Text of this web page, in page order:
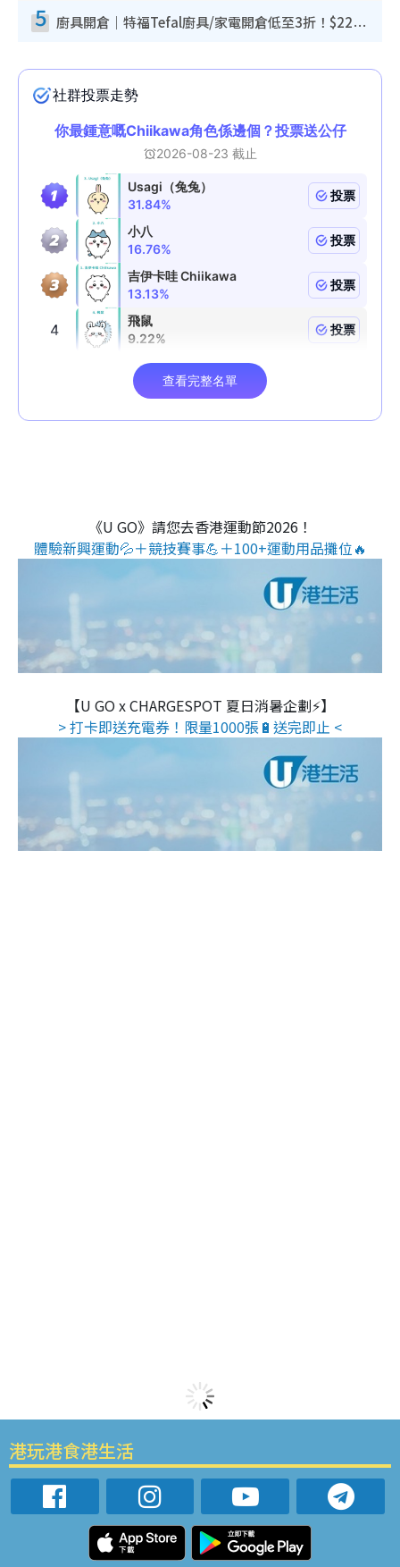
5 廚具開倉｜特福Tefal廚具/家電開倉低至3折！$220起買平底鍋/炒鑊/湯煲！電飯煲/吸塵機/燙斗$418起
《U GO》請您去香港運動節2026！
體驗新興運動💦＋競技賽事💪＋100+運動用品攤位🔥
【U GO x CHARGESPOT 夏日消暑企劃⚡】
> 打卡即送充電券！限量1000張🔋送完即止 <
港玩港食港生活